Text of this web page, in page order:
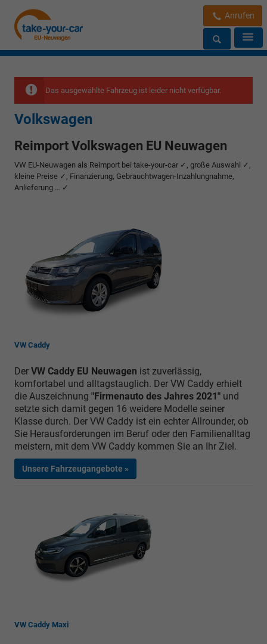
Anrufen
Das ausgewählte Fahrzeug ist leider nicht verfügbar.
Volkswagen
Reimport Volkswagen EU Neuwagen
VW EU-Neuwagen als Reimport bei take-your-car ✓, große Auswahl ✓,
kleine Preise ✓, Finanzierung, Gebrauchtwagen-Inzahlungnahme,
Anlieferung … ✓
VW Caddy
Der VW Caddy EU Neuwagen ist zuverlässig,
komfortabel und alltagstauglich. Der VW Caddy erhielt
die Auszeichnung "Firmenauto des Jahres 2021" und
setzte sich damit gegen 16 weidere Modelle seiner
Klasse durch. Der VW Caddy ist ein echter Allrounder, ob
Sie Herausforderungen im Beruf oder den Familienalltag
meistern, mit dem VW Caddy kommen Sie an Ihr Ziel.
Unsere Fahrzeugangebote »
VW Caddy Maxi